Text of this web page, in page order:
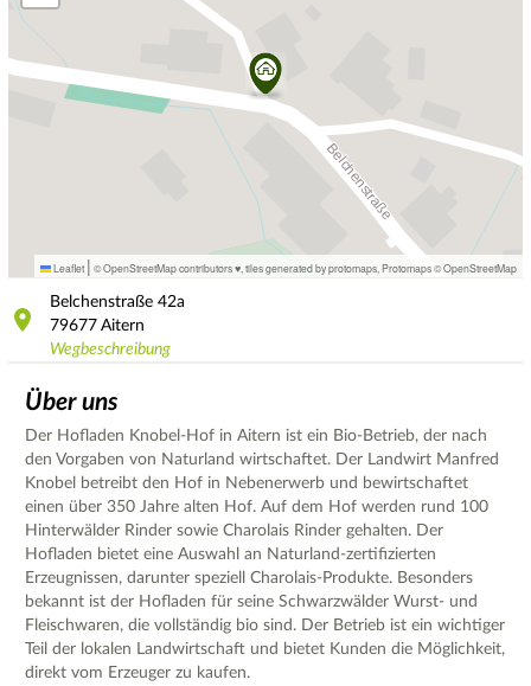
Leaflet | © OpenStreetMap contributors ♥, tiles generated by protomaps Protomaps©OpenStreetMap
Belchenstraße 42a
79677 Aitern
Wegbeschreibung
Über uns
Der Hofladen Knobel-Hof in Aitern ist ein Bio-Betrieb, der nach
den Vorgaben von Naturland wirtschaftet. Der Landwirt Manfred
Knobel betreibt den Hof in Nebenerwerb und bewirtschaftet
einen über 350 Jahre alten Hof. Auf dem Hof werden rund 100
Hinterwälder Rinder sowie Charolais Rinder gehalten. Der
Hofladen bietet eine Auswahl an Naturland-zertifizierten
Erzeugnissen, darunter speziell Charolais-Produkte. Besonders
bekannt ist der Hofladen für seine Schwarzwälder Wurst- und
Fleischwaren, die vollständig bio sind. Der Betrieb ist ein wichtiger
Teil der lokalen Landwirtschaft und bietet Kunden die Möglichkeit,
direkt vom Erzeuger zu kaufen.